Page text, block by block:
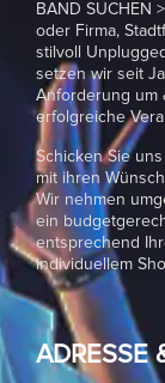
DOWNLOADS
KONTAKT
IMPRESSUM
BAND SUCHEN
oder Firma,
stilvoll
setzen wir seit
Anforderung um
erfolgreiche
Schicken Sie
mit ihren
Wir nehmen
ein
entsprechend
individuellem
ADRESSE